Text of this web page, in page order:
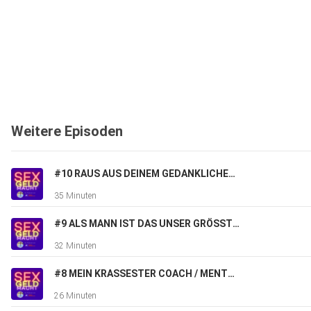
Weitere Episoden
#10 RAUS AUS DEINEM GEDANKLICHEN GEFÄNGNIS
35 Minuten
#9 ALS MANN IST DAS UNSER GRÖSSTER WUNSCH
32 Minuten
#8 MEIN KRASSESTER COACH / MENTOR / BERATER
26 Minuten